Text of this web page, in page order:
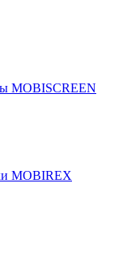
MOBISCREEN
MOBIREX